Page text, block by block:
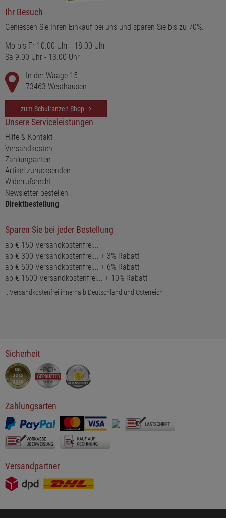
Ihr Besuch
Geniessen Sie Ihren Einkauf bei uns und sparen Sie bis zu 70%.
Mo bis Fr 10.00 Uhr - 18.00 Uhr
Sa 9.00 Uhr - 13.00 Uhr
In der Waage 15
73463 Westhausen
zum Schulranzen-Shop
Unsere Serviceleistungen
Hilfe & Kontakt
Versandkosten
Zahlungsarten
Artikel zurücksenden
Widerrufsrecht
Newsletter bestellen
Direktbestellung
Sparen Sie bei jeder Bestellung
ab € 150 Versandkostenfrei...
ab € 300 Versandkostenfrei... + 3% Rabatt
ab € 600 Versandkostenfrei... + 6% Rabatt
ab € 1500 Versandkostenfrei... + 10% Rabatt
...Versandkostenfrei innerhalb Deutschland und Österreich
Sicherheit
Zahlungsarten
Versandpartner